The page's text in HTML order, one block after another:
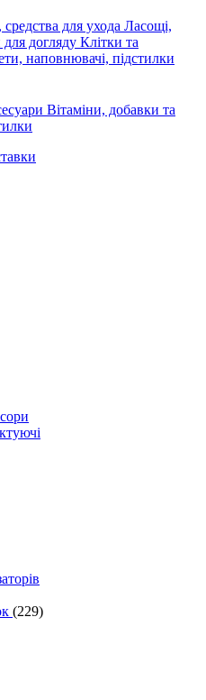
для ухода Ласощі,
догляду Клітки та
наповнювачі, підстилки
Вітаміни, добавки та
(229)